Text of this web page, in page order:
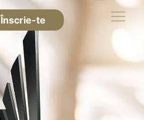
Înscrie-te